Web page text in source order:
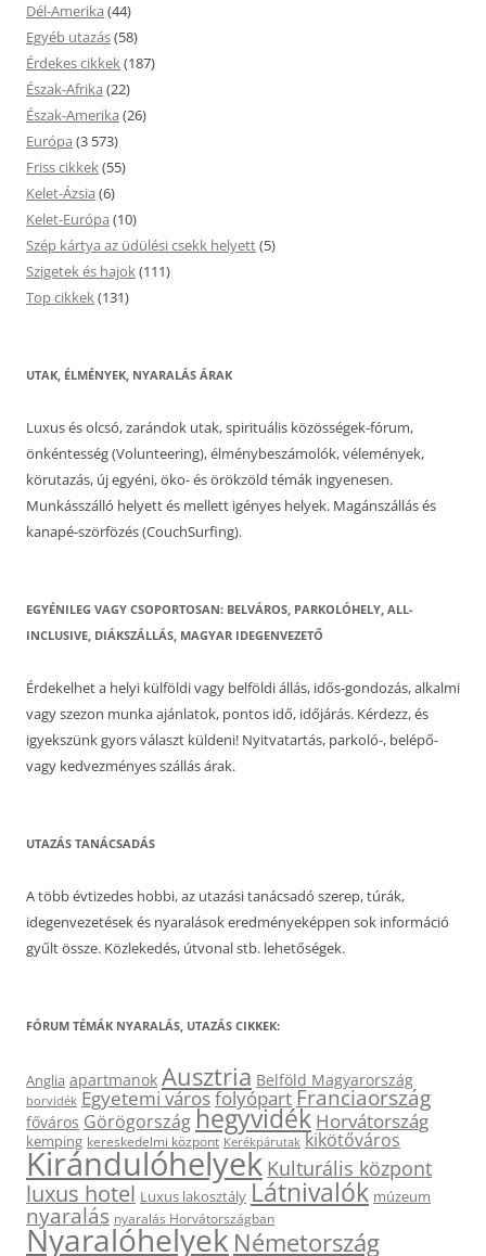
Dél-Amerika (44)
Egyéb utazás(58)
Érdekes cikkek(187)
Észak-Afrika (22)
Észak-Amerika (26)
Európa (3 573)
Friss cikkek(55)
Kelet-Ázsia (6)
Kelet-Európa (10)
Szép kártya az üdülési csekk helyett(5)
Szigetek és hajok(111)
Top cikkek(131)
UTAK, ÉLMÉNYEK, NYARALÁS ÁRAK
Luxus és olcsó, zarándok utak, spirituális közösségek-fórum,
önkéntesség (Volunteering), élménybeszámolók, vélemények,
körutazás, új egyéni, öko- és örökzöld témák ingyenesen.
Munkásszálló helyett és mellett igényes helyek. Magánszállás és
kanapé-szörfözés (CouchSurfing).
EGYÉNILEG VAGY CSOPORTOSAN: BELVÁROS, PARKOLÓHELY, ALL-
INCLUSIVE, DIÁKSZÁLLÁS, MAGYAR IDEGENVEZETŐ
Érdekelhet a helyi külföldi vagy belföldi állás, idős-gondozás, alkalmi
vagy szezon munka ajánlatok, pontos idő, időjárás. Kérdezz, és
igyekszünk gyors választ küldeni! Nyitvatartás, parkoló-, belépő-
vagy kedvezményes szállás árak.
UTAZÁS TANÁCSADÁS
A több évtizedes hobbi, az utazási tanácsadó szerep, túrák,
idegenvezetések és nyaralások eredményeképpen sok információ
gyűlt össze. Közlekedés, útvonal stb. lehetőségek.
FÓRUM TÉMÁK NYARALÁS, UTAZÁS CIKKEK:
Anglia apartmanok Ausztria Belföld Magyarország
borvidék Egyetemi városfolyópartFranciaország
főváros Görögországhegyvidék Horvátország
kemping kereskedelmi központ Kerékpárutak kikötőváros
Kirándulóhelyek Kulturális központ
luxus hotel Luxus lakosztály Látnivalók múzeum
nyaralás nyaralás Horvátországban
Nyaralóhelyek Németország